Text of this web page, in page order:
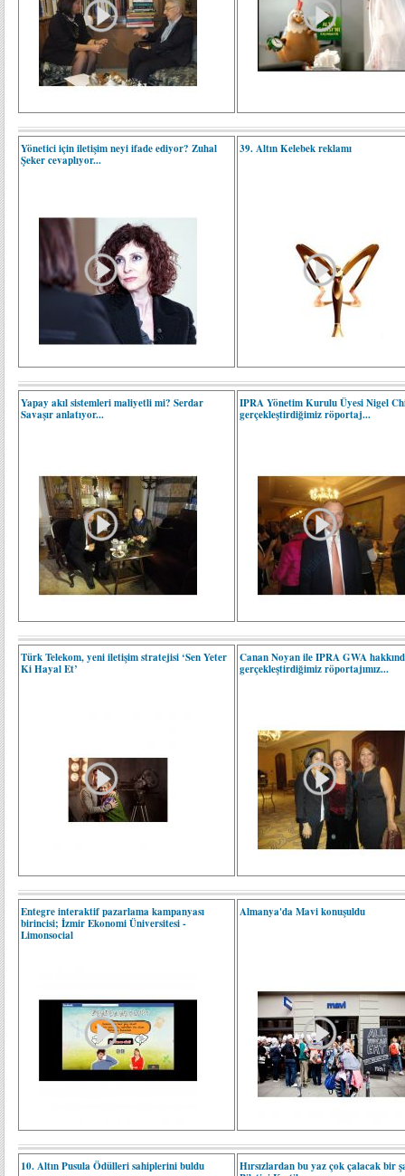
Yönetici için iletişim neyi ifade ediyor? Zuhal
Şeker cevaplıyor...
39. Altın Kelebek reklamı
Yapay akıl sistemleri maliyetli mi? Serdar
Savaşır anlatıyor...
IPRA Yönetim Kurulu Üyesi Nigel
gerçekleştirdiğimiz röportaj...
Türk Telekom, yeni iletişim stratejisi ‘Sen Yeter
Ki Hayal Et’
Canan Noyan ile IPRA GWA
gerçekleştirdiğimiz röportajımız...
Entegre interaktif pazarlama kampanyası
birincisi; İzmir Ekonomi Üniversitesi -
Limonsocial
Almanya'da Mavi konuşuldu
10. Altın Pusula Ödülleri sahiplerini buldu
Hırsızlardan bu yaz çok çalacak bir